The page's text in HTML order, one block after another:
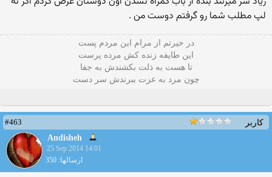
لپ مطلب شما رو گرفتم دوست من .
در حیرتم از مرام این مردم پست
این طایفه زنده کش مرده پرست
تا هست به ذلت بکشندش به جفا
چون مرد به عزت ببرندش سر دست
کاربر
#463
Andisheh
25 Sep 2014 14:01
ارسالها: 350